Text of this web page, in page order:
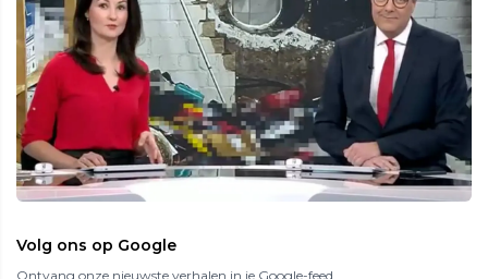
Volg ons op Google
Ontvang onze nieuwste verhalen in je Google-feed